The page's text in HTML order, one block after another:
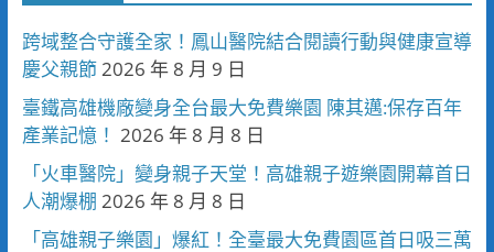
跨域整合守護全家！鳳山醫院結合閱讀行動與健康宣導
慶父親節2026 年 8 月 9 日
臺鐵高雄機廠變身全台最大免費樂園 陳其邁:保存百年
產業記憶！ 2026 年 8 月 8 日
「火車醫院」變身親子天堂！高雄親子遊樂園開幕首日
人潮爆棚 2026 年 8 月 8 日
「高雄親子樂園」爆紅！全臺最大免費園區首日吸三萬